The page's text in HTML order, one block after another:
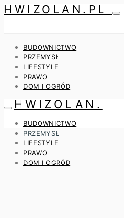
HWIZOLAN.PL
BUDOWNICTWO
PRZEMYSŁ
LIFESTYLE
PRAWO
DOM I OGRÓD
HWIZOLAN.
BUDOWNICTWO
PRZEMYSŁ
LIFESTYLE
PRAWO
DOM I OGRÓD